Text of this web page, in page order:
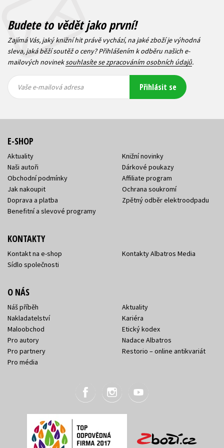
Budete to vědět jako první!
Zajímá Vás, jaký knižní hit právě vychází, na jaké zboží je výhodná
sleva, jaká běží soutěž o ceny? Přihlášením k odběru našich e-
mailových novineksouhlasíte se zpracováním osobních údajů.
mailová
mailová
Vaše e-mailová adresa Přihlásit se
E-SHOP
Aktuality
Naši autoři
Obchodní podmínky
Jak nakoupit
Doprava a platba
Benefitní a slevové programy
Knižní novinky
Dárkové poukazy
Affiliate program
Ochrana soukromí
Zpětný odběr elektroodpadu
KONTAKTY
Kontakt na e-shop
Sídlo společnosti
Kontakty Albatros Media
O NÁS
Náš příběh
Nakladatelství
Maloobchod
Pro autory
Pro partnery
Pro média
Aktuality
Kariéra
Etický kodex
Nadace Albatros
Restorio – online antikvariát